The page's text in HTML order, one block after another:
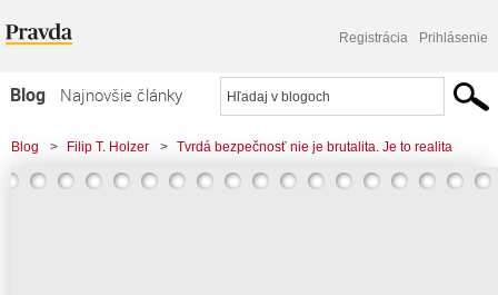
Registrácia Prihlásenie
Blog
Najnovšie články
Najčítanejšie články
Najkomentovanejšie články
Blog > Filip T. Holzer > Tvrdá bezpečnosť nie je brutalita. Je to realita